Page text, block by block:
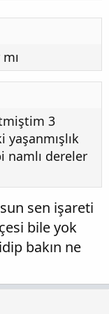
3
namlı dereler
sen işareti
bile yok
bakın ne